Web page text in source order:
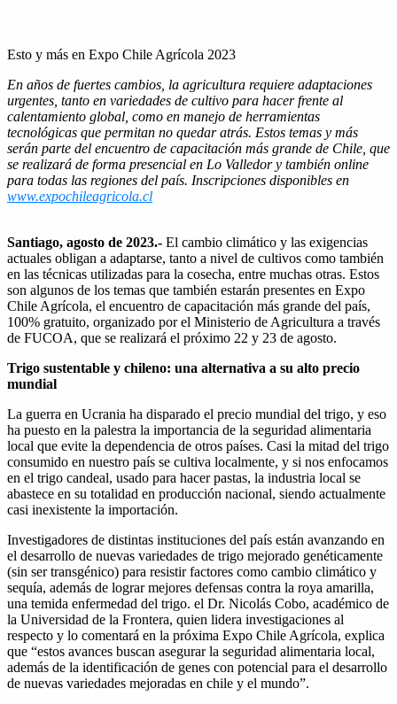
Esto y más en Expo Chile Agrícola 2023
En años de fuertes cambios, la agricultura requiere adaptaciones
urgentes, tanto en variedades de cultivo para hacer frente al
calentamiento global, como en manejo de herramientas
tecnológicas que permitan no quedar atrás. Estos temas y más
serán parte del encuentro de capacitación más grande de Chile, que
se realizará de forma presencial en Lo Valledor y también online
para todas las regiones del país. Inscripciones disponibles en
www.expochileagricola.cl
Santiago, agosto de 2023.- El cambio climático y las exigencias
actuales obligan a adaptarse, tanto a nivel de cultivos como también
en las técnicas utilizadas para la cosecha, entre muchas otras. Estos
son algunos de los temas que también estarán presentes en Expo
Chile Agrícola, el encuentro de capacitación más grande del país,
100% gratuito, organizado por el Ministerio de Agricultura a través
de FUCOA, que se realizará el próximo 22 y 23 de agosto.
Trigo sustentable y chileno: una alternativa a su alto precio
mundial
La guerra en Ucrania ha disparado el precio mundial del trigo, y eso
ha puesto en la palestra la importancia de la seguridad alimentaria
local que evite la dependencia de otros países. Casi la mitad del trigo
consumido en nuestro país se cultiva localmente, y si nos enfocamos
en el trigo candeal, usado para hacer pastas, la industria local se
abastece en su totalidad en producción nacional, siendo actualmente
casi inexistente la importación.
Investigadores de distintas instituciones del país están avanzando en
el desarrollo de nuevas variedades de trigo mejorado genéticamente
(sin ser transgénico) para resistir factores como cambio climático y
sequía, además de lograr mejores defensas contra la roya amarilla,
una temida enfermedad del trigo. el Dr. Nicolás Cobo, académico de
la Universidad de la Frontera, quien lidera investigaciones al
respecto y lo comentará en la próxima Expo Chile Agrícola, explica
que “estos avances buscan asegurar la seguridad alimentaria local,
además de la identificación de genes con potencial para el desarrollo
de nuevas variedades mejoradas en chile y el mundo”.